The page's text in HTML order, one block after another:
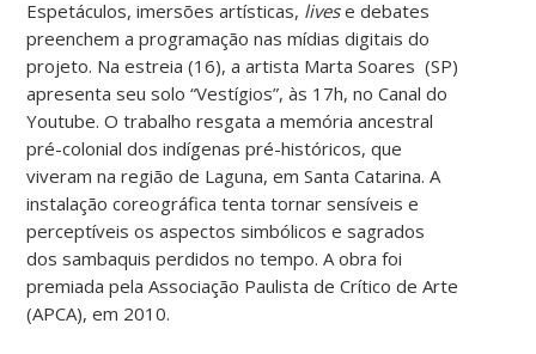
Espetáculos, imersões artísticas, livese debates
preenchem a programação nas mídias digitais do
projeto. Na estreia (16), a artista Marta Soares (SP)
apresenta seu solo “Vestígios”, às 17h, no Canal do
Youtube. O trabalho resgata a memória ancestral
pré-colonial dos indígenas pré-históricos, que
viveram na região de Laguna, em Santa Catarina. A
instalação coreográfica tenta tornar sensíveis e
perceptíveis os aspectos simbólicos e sagrados
dos sambaquis perdidos no tempo. A obra foi
premiada pela Associação Paulista de Crítico de Arte
(APCA), em 2010.